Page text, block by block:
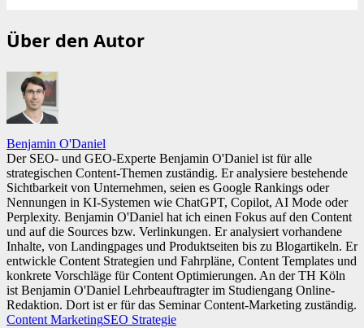
Über den Autor
Benjamin O'Daniel
Der SEO- und GEO-Experte Benjamin O'Daniel ist für alle
strategischen Content-Themen zuständig. Er analysiere bestehende
Sichtbarkeit von Unternehmen, seien es Google Rankings oder
Nennungen in KI-Systemen wie ChatGPT, Copilot, AI Mode oder
Perplexity. Benjamin O'Daniel hat ich einen Fokus auf den Content
und auf die Sources bzw. Verlinkungen. Er analysiert vorhandene
Inhalte, von Landingpages und Produktseiten bis zu Blogartikeln. Er
entwickle Content Strategien und Fahrpläne, Content Templates und
konkrete Vorschläge für Content Optimierungen. An der TH Köln
ist Benjamin O'Daniel Lehrbeauftragter im Studiengang Online-
Redaktion. Dort ist er für das Seminar Content-Marketing zuständig.
Content MarketingSEO Strategie